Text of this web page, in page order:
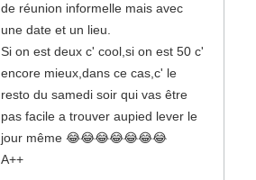
de réunion informelle mais avec
une date et un lieu.
Si on est deux c' cool,si on est 50 c'
encore mieux,dans ce cas,c' le
resto du samedi soir qui vas être
pas facile a trouver aupied lever le
jour même 😂😂😂😂😂😂😂
A++